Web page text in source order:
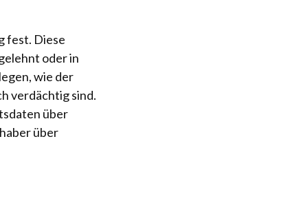
fest. Diese
oder in
wie der
verdächtig sind.
über
über